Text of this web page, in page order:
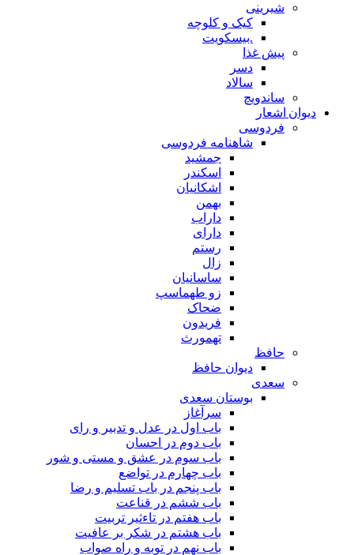
شیرینی
کیک و کلوچه
.بیسکویت
پیش غذا
دسر
سالاد
ساندویچ
دیوان اشعار
فردوسی
شاهنامه فردوسی
جمشید
اسکندر
اشکانیان
بهمن
داراب
دارای
رستم
زال
ساسانیان
زو طهماسپ‏
ضحاک
فریدون
تهمورث
حافظ
دیوان حافظ
سعدی
بوستان سعدی
سرآغاز
باب اول در عدل و تدبیر و رای
باب دوم در احسان
باب سوم در عشق و مستی و شور
باب چهارم در تواضع
باب پنجم در باب تسلیم و رضا
باب ششم در قناعت
باب هفتم در تاءثیر تربیت
باب هشتم در شکر بر عافیت
باب نهم در توبه و راه صواب